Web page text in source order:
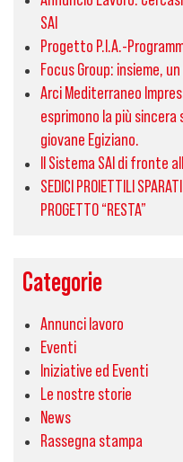
SAI
Progetto P.I.A.-
Focus Group: insieme,
Arci Mediterraneo
esprimono la più
giovane Egiziano.
Il Sistema SAI di fronte
SEDICI PROIETTILI
PROGETTO “RESTA”
Categorie
Annunci lavoro
Eventi
Iniziative ed Eventi
Le nostre storie
News
Rassegna stampa